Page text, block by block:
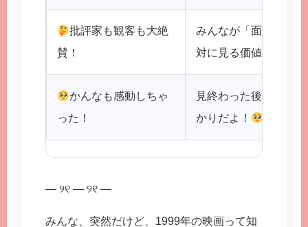
批評家も観客も大絶
賛！
みんなが「面白い！
対に見る価値あり！
かんなも感動しちゃ
った！
見終わった後、友達
かりだよ！
— ୨୧ — ୨୧ —
みんな、突然だけど、1999年の映画って知